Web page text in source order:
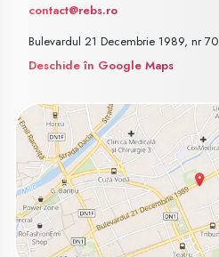
contact@rebs.ro
Bulevardul 21 Decembrie 1989, nr 70
Deschide în Google Maps